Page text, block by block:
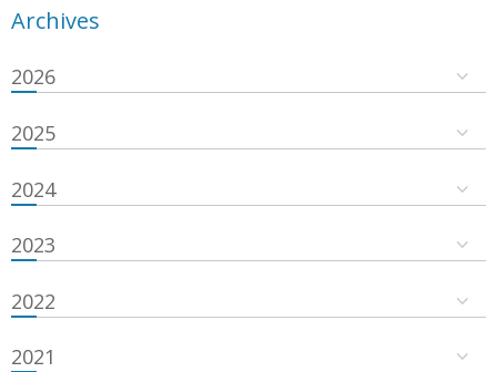
Archives
2026
2025
2024
2023
2022
2021